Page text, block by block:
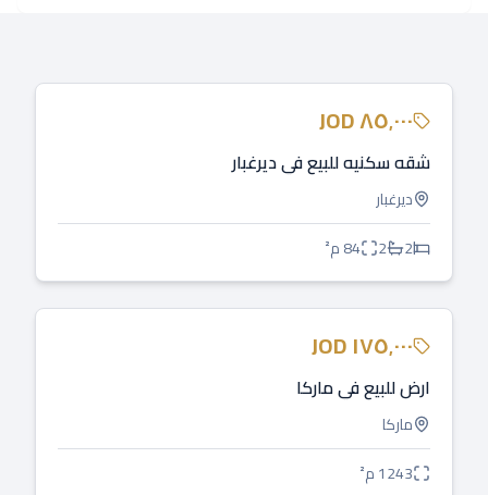
للبيع٨٥٬٠٠٠JOD
شقه سكنيه للبيع في ديرغبار
ديرغبار
2
2
84م²
للبيع١٧٥٬٠٠٠JOD
ارض للبيع في ماركا
ماركا
1243م²